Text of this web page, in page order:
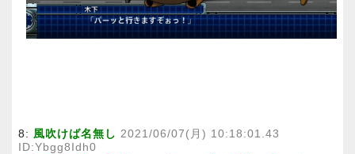
8: 風吹けば名無し 2021/06/07(月) 10:18:01.43
ID:Ybgg8Idh0